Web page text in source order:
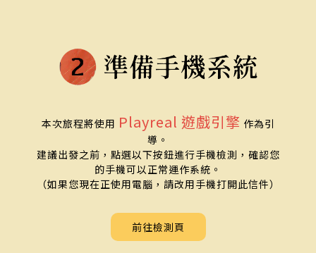
本次旅程將使用 Playreal 遊戲引擎 作為引
導。
建議出發之前，點選以下按鈕進行手機檢測，確認您
的手機可以正常運作系統。
（如果您現在正使用電腦，請改用手機打開此信件）
前往檢測頁